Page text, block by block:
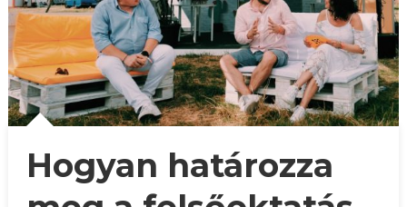
Hogyan határozza